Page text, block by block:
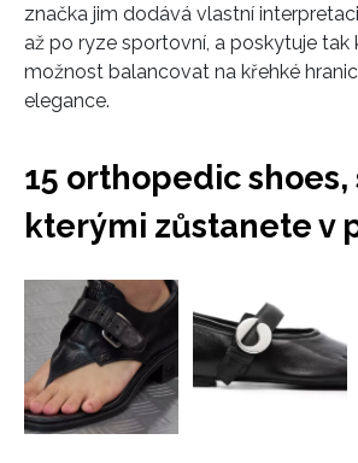
značka jim dodává vlastní
až po ryze sportovní, a poskytuje tak
možnost balancovat na křehké
elegance.
15 orthopedic shoes,
kterými zůstanete v